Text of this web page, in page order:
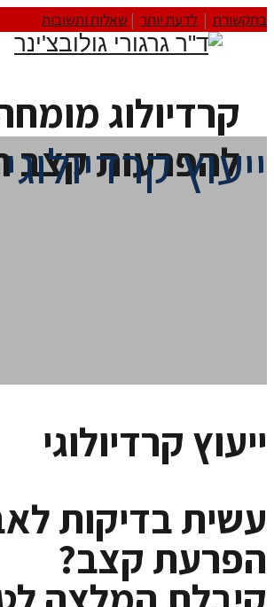
| לדעת יותר| שאלות ותשובות
קרדיולוג מומחה
להפרעות קצב
קרדיולוגי
קרדיולוגי
בדיקות
קצב?